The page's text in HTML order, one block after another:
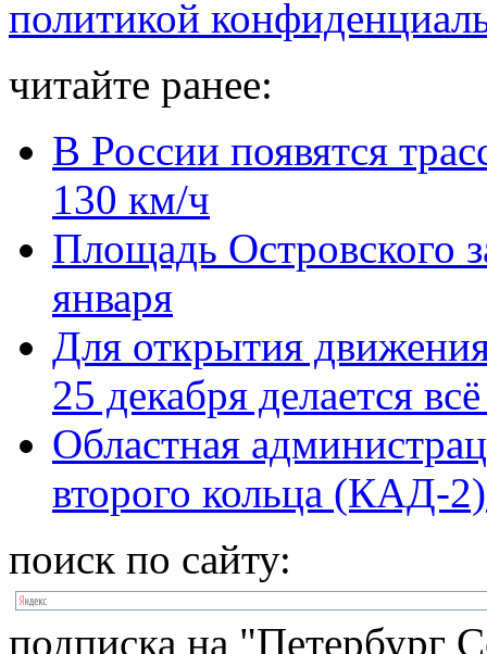
политикой
читайте ранее:
В России появятся
130 км/ч
Площадь Островского
января
Для открытия
25 декабря делается
Областная
второго кольца (КАД-
поиск по сайту:
подписка на "Петербург